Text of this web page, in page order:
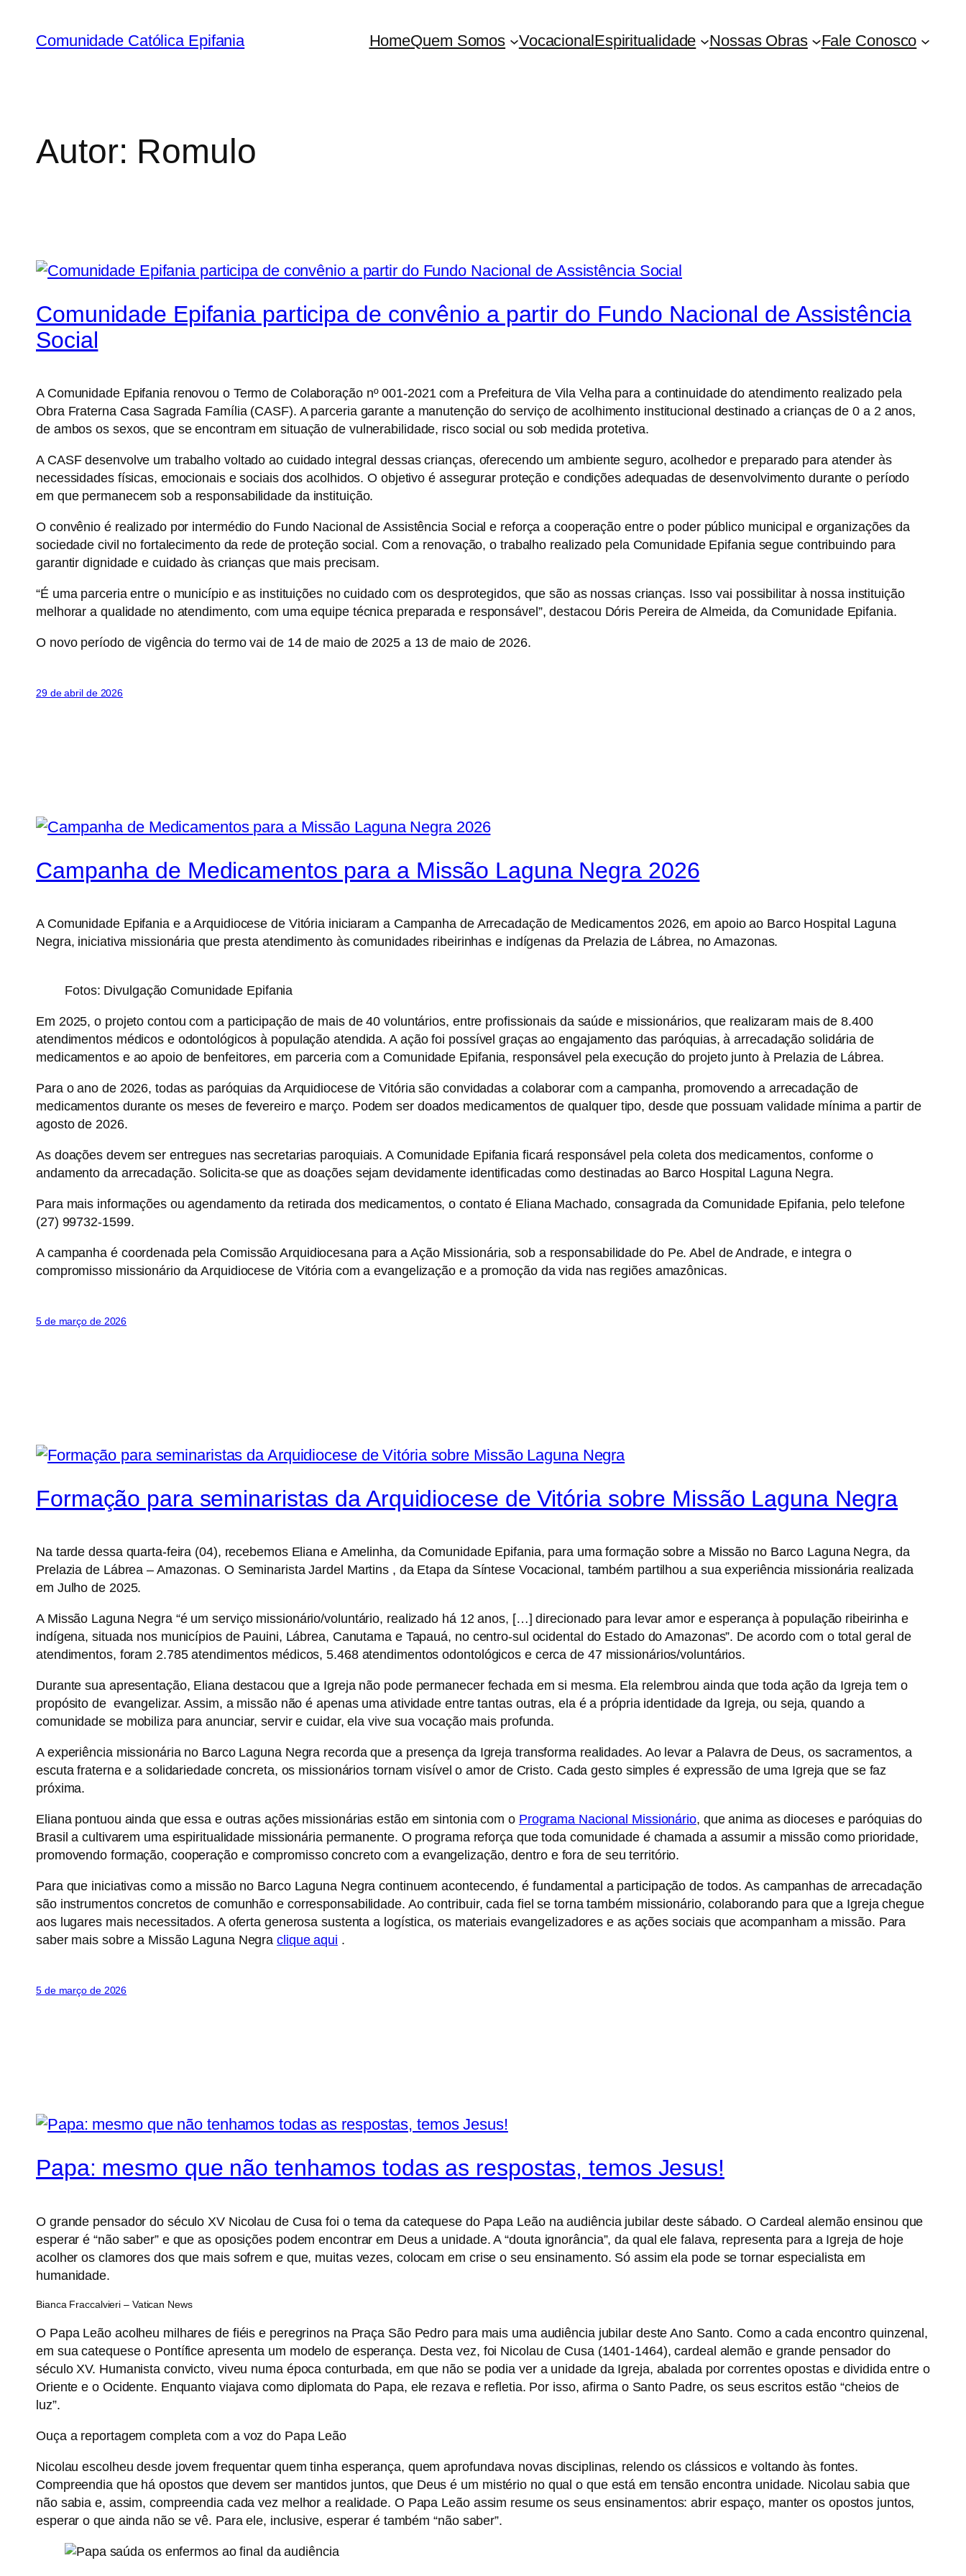
Comunidade Católica Epifania HomeQuem Somos VocacionalEspiritualidade Nossas Obras Fale Conosco
Autor: Romulo
Comunidade Epifania participa de convênio a partir do Fundo Nacional de Assistência
Social
A Comunidade Epifania renovou o Termo de Colaboração nº 001-2021 com a Prefeitura de Vila Velha para a continuidade do atendimento realizado pela
Obra Fraterna Casa Sagrada Família (CASF). A parceria garante a manutenção do serviço de acolhimento institucional destinado a crianças de 0 a 2 anos,
de ambos os sexos, que se encontram em situação de vulnerabilidade, risco social ou sob medida protetiva.
A CASF desenvolve um trabalho voltado ao cuidado integral dessas crianças, oferecendo um ambiente seguro, acolhedor e preparado para atender às
necessidades físicas, emocionais e sociais dos acolhidos. O objetivo é assegurar proteção e condições adequadas de desenvolvimento durante o período
em que permanecem sob a responsabilidade da instituição.
O convênio é realizado por intermédio do Fundo Nacional de Assistência Social e reforça a cooperação entre o poder público municipal e organizações da
sociedade civil no fortalecimento da rede de proteção social. Com a renovação, o trabalho realizado pela Comunidade Epifania segue contribuindo para
garantir dignidade e cuidado às crianças que mais precisam.
“É uma parceria entre o município e as instituições no cuidado com os desprotegidos, que são as nossas crianças. Isso vai possibilitar à nossa instituição
melhorar a qualidade no atendimento, com uma equipe técnica preparada e responsável”, destacou Dóris Pereira de Almeida, da Comunidade Epifania.
O novo período de vigência do termo vai de 14 de maio de 2025 a 13 de maio de 2026.
29 de abril de 2026
Campanha de Medicamentos para a Missão Laguna Negra 2026
A Comunidade Epifania e a Arquidiocese de Vitória iniciaram a Campanha de Arrecadação de Medicamentos 2026, em apoio ao Barco Hospital Laguna
Negra, iniciativa missionária que presta atendimento às comunidades ribeirinhas e indígenas da Prelazia de Lábrea, no Amazonas.
Fotos: Divulgação Comunidade Epifania
Em 2025, o projeto contou com a participação de mais de 40 voluntários, entre profissionais da saúde e missionários, que realizaram mais de 8.400
atendimentos médicos e odontológicos à população atendida. A ação foi possível graças ao engajamento das paróquias, à arrecadação solidária de
medicamentos e ao apoio de benfeitores, em parceria com a Comunidade Epifania, responsável pela execução do projeto junto à Prelazia de Lábrea.
Para o ano de 2026, todas as paróquias da Arquidiocese de Vitória são convidadas a colaborar com a campanha, promovendo a arrecadação de
medicamentos durante os meses de fevereiro e março. Podem ser doados medicamentos de qualquer tipo, desde que possuam validade mínima a partir de
agosto de 2026.
As doações devem ser entregues nas secretarias paroquiais. A Comunidade Epifania ficará responsável pela coleta dos medicamentos, conforme o
andamento da arrecadação. Solicita-se que as doações sejam devidamente identificadas como destinadas ao Barco Hospital Laguna Negra.
Para mais informações ou agendamento da retirada dos medicamentos, o contato é Eliana Machado, consagrada da Comunidade Epifania, pelo telefone
(27) 99732-1599.
A campanha é coordenada pela Comissão Arquidiocesana para a Ação Missionária, sob a responsabilidade do Pe. Abel de Andrade, e integra o
compromisso missionário da Arquidiocese de Vitória com a evangelização e a promoção da vida nas regiões amazônicas.
5 de março de 2026
Formação para seminaristas da Arquidiocese de Vitória sobre Missão Laguna Negra
Na tarde dessa quarta-feira (04), recebemos Eliana e Amelinha, da Comunidade Epifania, para uma formação sobre a Missão no Barco Laguna Negra, da
Prelazia de Lábrea – Amazonas. O Seminarista Jardel Martins , da Etapa da Síntese Vocacional, também partilhou a sua experiência missionária realizada
em Julho de 2025.
A Missão Laguna Negra “é um serviço missionário/voluntário, realizado há 12 anos, […] direcionado para levar amor e esperança à população ribeirinha e
indígena, situada nos municípios de Pauini, Lábrea, Canutama e Tapauá, no centro-sul ocidental do Estado do Amazonas”. De acordo com o total geral de
atendimentos, foram 2.785 atendimentos médicos, 5.468 atendimentos odontológicos e cerca de 47 missionários/voluntários.
Durante sua apresentação, Eliana destacou que a Igreja não pode permanecer fechada em si mesma. Ela relembrou ainda que toda ação da Igreja tem o
propósito de evangelizar. Assim, a missão não é apenas uma atividade entre tantas outras, ela é a própria identidade da Igreja, ou seja, quando a
comunidade se mobiliza para anunciar, servir e cuidar, ela vive sua vocação mais profunda.
A experiência missionária no Barco Laguna Negra recorda que a presença da Igreja transforma realidades. Ao levar a Palavra de Deus, os sacramentos, a
escuta fraterna e a solidariedade concreta, os missionários tornam visível o amor de Cristo. Cada gesto simples é expressão de uma Igreja que se faz
próxima.
Eliana pontuou ainda que essa e outras ações missionárias estão em sintonia com o Programa Nacional Missionário, que anima as dioceses e paróquias do
Brasil a cultivarem uma espiritualidade missionária permanente. O programa reforça que toda comunidade é chamada a assumir a missão como prioridade,
promovendo formação, cooperação e compromisso concreto com a evangelização, dentro e fora de seu território.
Para que iniciativas como a missão no Barco Laguna Negra continuem acontecendo, é fundamental a participação de todos. As campanhas de arrecadação
são instrumentos concretos de comunhão e corresponsabilidade. Ao contribuir, cada fiel se torna também missionário, colaborando para que a Igreja chegue
aos lugares mais necessitados. A oferta generosa sustenta a logística, os materiais evangelizadores e as ações sociais que acompanham a missão. Para
saber mais sobre a Missão Laguna Negraclique aqui .
5 de março de 2026
Papa: mesmo que não tenhamos todas as respostas, temos Jesus!
O grande pensador do século XV Nicolau de Cusa foi o tema da catequese do Papa Leão na audiência jubilar deste sábado. O Cardeal alemão ensinou que
esperar é “não saber” e que as oposições podem encontrar em Deus a unidade. A “douta ignorância”, da qual ele falava, representa para a Igreja de hoje
acolher os clamores dos que mais sofrem e que, muitas vezes, colocam em crise o seu ensinamento. Só assim ela pode se tornar especialista em
humanidade.
Bianca Fraccalvieri – Vatican News
O Papa Leão acolheu milhares de fiéis e peregrinos na Praça São Pedro para mais uma audiência jubilar deste Ano Santo. Como a cada encontro quinzenal,
em sua catequese o Pontífice apresenta um modelo de esperança. Desta vez, foi Nicolau de Cusa (1401-1464), cardeal alemão e grande pensador do
século XV. Humanista convicto, viveu numa época conturbada, em que não se podia ver a unidade da Igreja, abalada por correntes opostas e dividida entre o
Oriente e o Ocidente. Enquanto viajava como diplomata do Papa, ele rezava e refletia. Por isso, afirma o Santo Padre, os seus escritos estão “cheios de
luz”.
Ouça a reportagem completa com a voz do Papa Leão
Nicolau escolheu desde jovem frequentar quem tinha esperança, quem aprofundava novas disciplinas, relendo os clássicos e voltando às fontes.
Compreendia que há opostos que devem ser mantidos juntos, que Deus é um mistério no qual o que está em tensão encontra unidade. Nicolau sabia que
não sabia e, assim, compreendia cada vez melhor a realidade. O Papa Leão assim resume os seus ensinamentos: abrir espaço, manter os opostos juntos,
esperar o que ainda não se vê. Para ele, inclusive, esperar é também “não saber”.